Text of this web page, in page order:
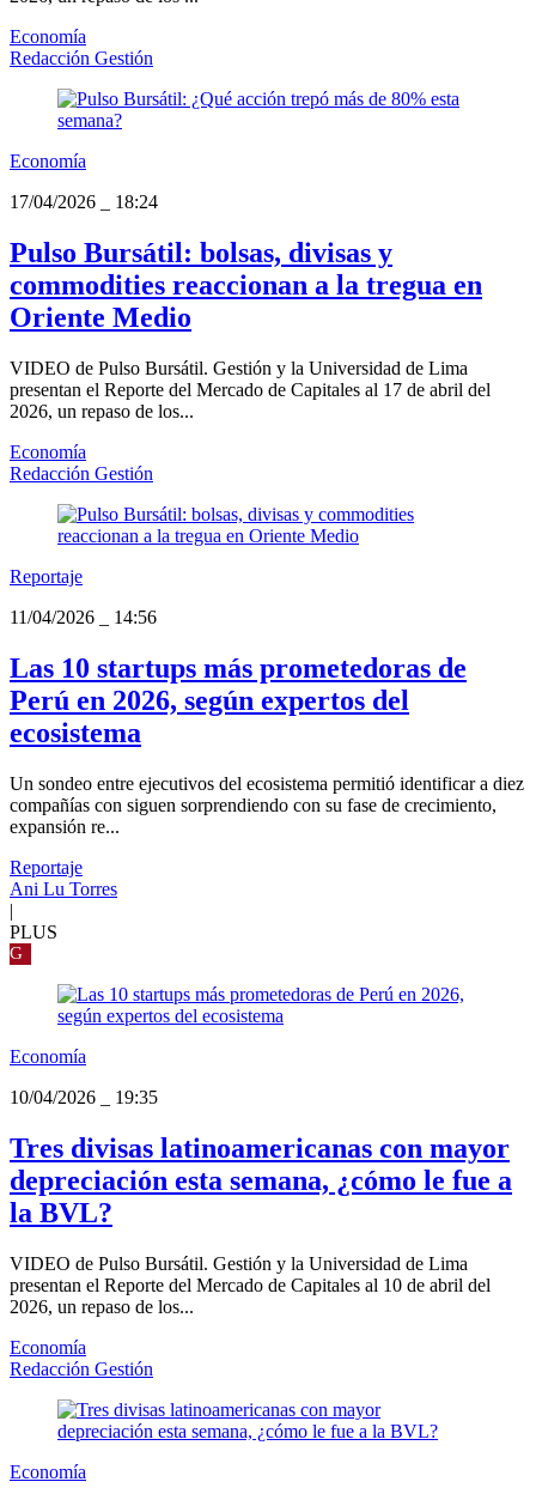
Economía
Redacción Gestión
Economía
17/04/2026
18:24
Pulso Bursátil: bolsas, divisas y
commodities reaccionan a la tregua en
Oriente Medio
VIDEO de Pulso Bursátil. Gestión y la Universidad de Lima
presentan el Reporte del Mercado de Capitales al 17 de abril del
2026, un repaso de los...
Economía
Redacción Gestión
Reportaje
11/04/2026
14:56
Las 10 startups más prometedoras de
Perú en 2026, según expertos del
ecosistema
Un sondeo entre ejecutivos del ecosistema permitió identificar a diez
compañías con siguen sorprendiendo con su fase de crecimiento,
expansión re...
Reportaje
Ani Lu Torres
|
PLUS
G
Economía
10/04/2026
19:35
Tres divisas latinoamericanas con mayor
depreciación esta semana, ¿cómo le fue a
la BVL?
VIDEO de Pulso Bursátil. Gestión y la Universidad de Lima
presentan el Reporte del Mercado de Capitales al 10 de abril del
2026, un repaso de los...
Economía
Redacción Gestión
Economía